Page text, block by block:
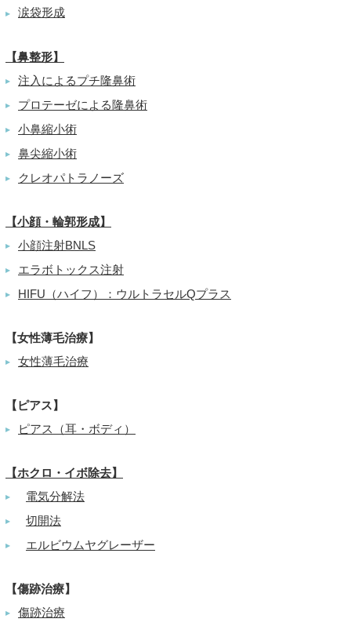
▶ 涙袋形成
【鼻整形】
▶ 注入によるプチ隆鼻術
▶ プロテーゼによる隆鼻術
▶ 小鼻縮小術
▶ 鼻尖縮小術
▶ クレオパトラノーズ
【小顔・輪郭形成】
▶ 小顔注射BNLS
▶ エラボトックス注射
▶ HIFU（ハイフ）：ウルトラセルQプラス
【女性薄毛治療】
▶ 女性薄毛治療
【ピアス】
▶ ピアス（耳・ボディ）
【ホクロ・イボ除去】
▶ 電気分解法
▶ 切開法
▶ エルビウムヤグレーザー
【傷跡治療】
▶ 傷跡治療